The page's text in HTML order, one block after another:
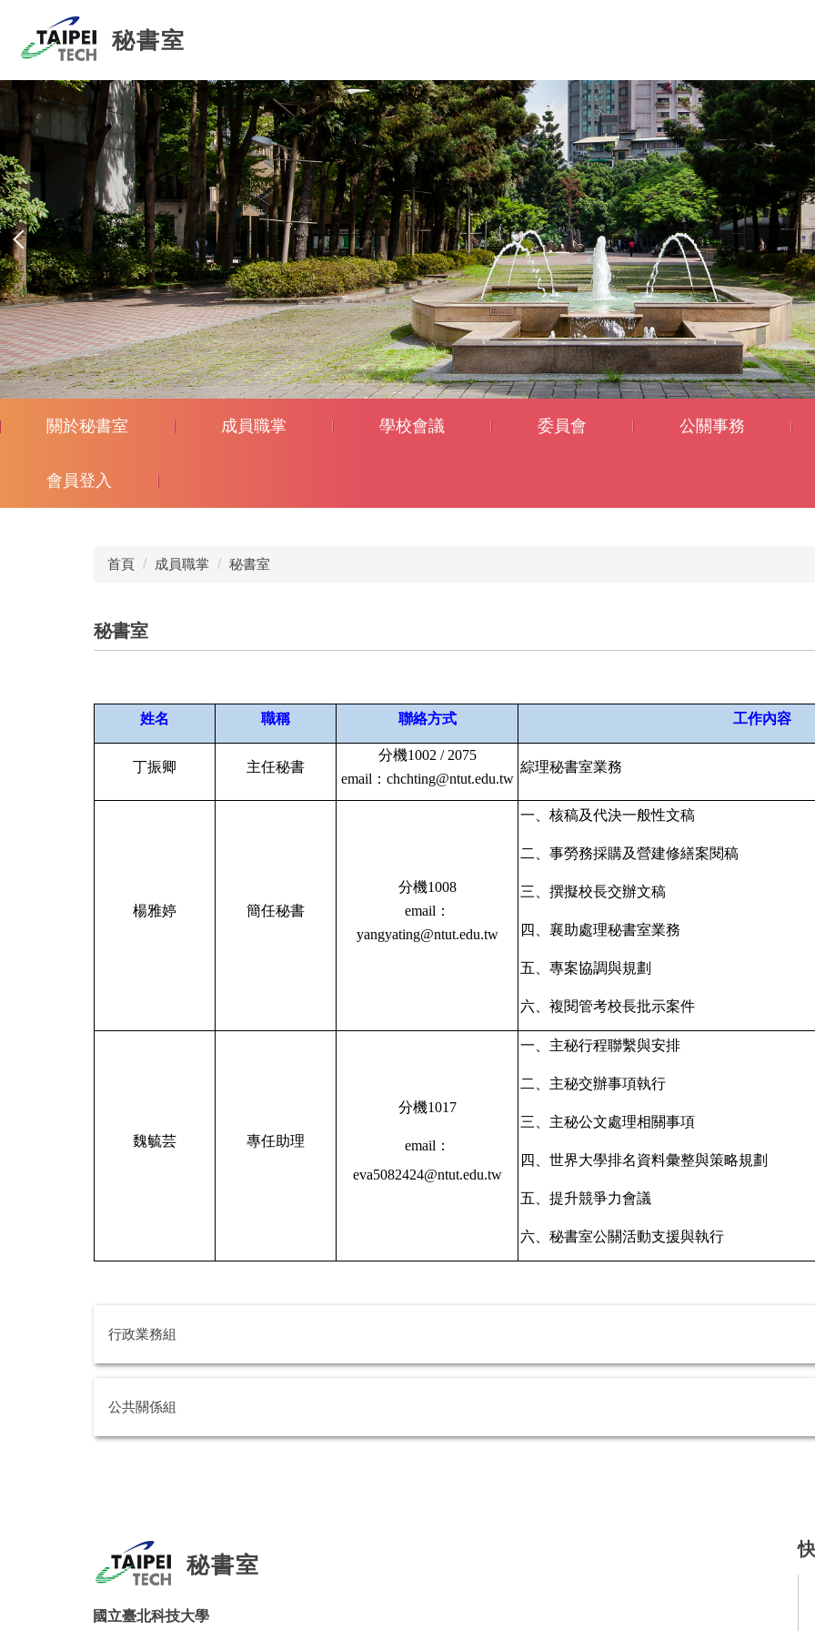
主
內
秘書室
English
國立臺北科技大學
關於秘書室 成員職掌 學校會議 委員會 公關事務
會員登入
首頁 成員職掌 秘書室
秘書室
姓名 職稱 聯絡方式 工作內容
丁振卿 主任秘書
分機1002 / 2075
email： chchting@ntut.edu.tw
綜理秘書室業務
楊雅婷 簡任秘書
分機1008
email ：
yangyating@ntut.edu.tw
一、核稿及代決一般性文稿
二、事勞務採購及營建修繕案閱稿
三、撰擬校長交辦文稿
四、襄助處理秘書室業務
五、專案協調與規劃
六、複閱管考校長批示案件
魏毓芸 專任助理
分機1017
email ：
eva5082424@ntut.edu.tw
一、主秘行程聯繫與安排
二、主秘交辦事項執行
三、主秘公文處理相關事項
四、世界大學排名資料彙整與策略規劃
五、提升競爭力會議
六、秘書室公關活動支援與執行
行政業務組
公共關係組
秘書室
國立臺北科技大學